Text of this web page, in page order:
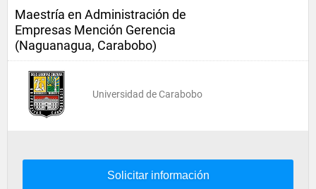
Maestría en Administración de
Empresas Mención Gerencia
(Naguanagua, Carabobo)
Universidad de Carabobo
Solicitar información